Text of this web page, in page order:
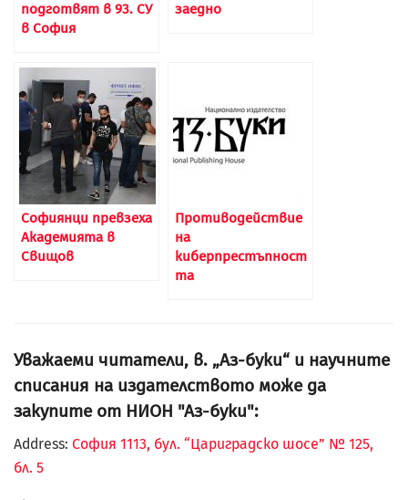
подготвят в 93. СУ
в София
заедно
Софиянци превзеха
Академията в
Свищов
Противодействие
на
киберпрестъпност
та
Уважаеми читатели, в. „Аз-буки“ и научните
списания на издателството може да
закупите от НИОН "Аз-буки":
Address: София 1113, бул. “Цариградско шосе” № 125,
бл. 5